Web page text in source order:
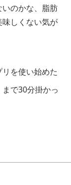
のかな、脂肪
しくない気が
を使い始めた
で30分掛かっ